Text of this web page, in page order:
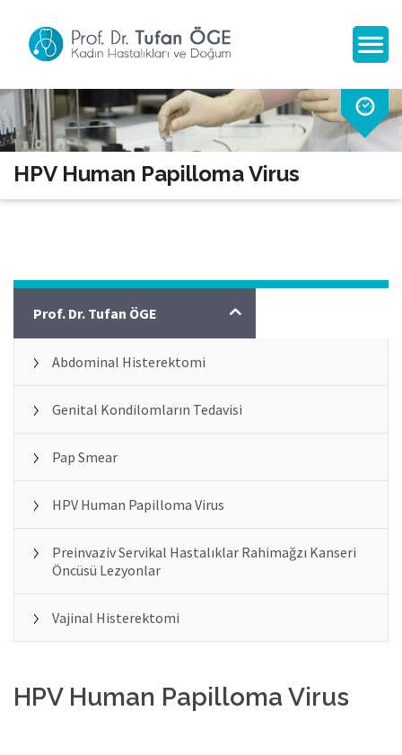
HPV Human Papilloma Virus
Jinekoloji
Prof. Dr. Tufan ÖGE
Abdominal Histerektomi
Genital Kondilomların Tedavisi
Pap Smear
HPV Human Papilloma Virus
Preinvaziv Servikal Hastalıklar Rahimağzı Kanseri
Öncüsü Lezyonlar
Vajinal Histerektomi
HPV Human Papilloma Virus